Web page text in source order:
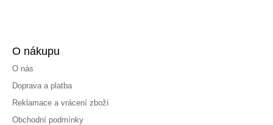
O nákupu
O nás
Doprava a platba
Reklamace a vrácení zboží
Obchodní podmínky